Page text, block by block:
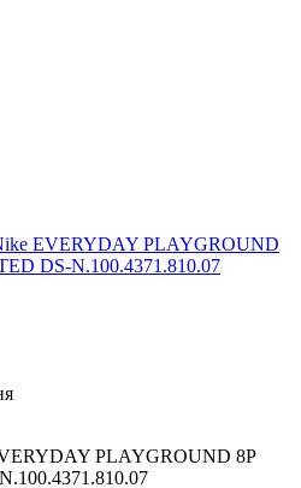
EVERYDAY PLAYGROUND
DS-N.100.4371.810.07
PLAYGROUND 8P